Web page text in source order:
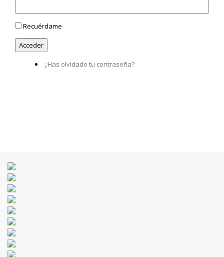
Recuérdame
¿Has olvidado tu contraseña?